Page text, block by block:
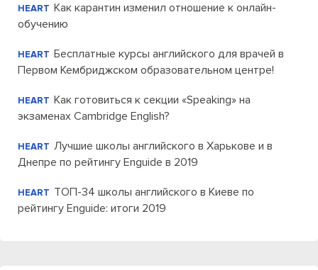
HEART Как карантин изменил отношение к онлайн-
обучению
HEART Бесплатные курсы английского для врачей в
Первом Кембриджском образовательном центре!
HEART Как готовиться к секции «Speaking» на
экзаменах Cambridge English?
HEART Лучшие школы английского в Харькове и в
Днепре по рейтингу Enguide в 2019
HEART ТОП-34 школы английского в Киеве по
рейтингу Enguide: итоги 2019